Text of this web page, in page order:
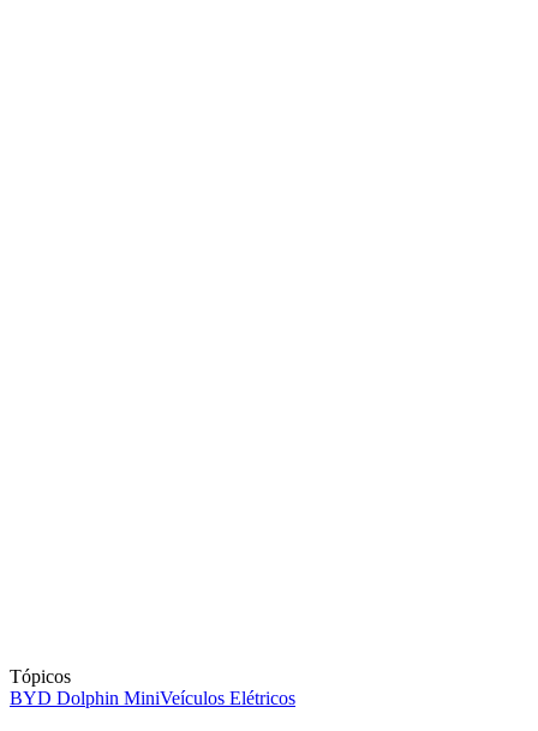
Tópicos
BYD Dolphin MiniVeículos Elétricos